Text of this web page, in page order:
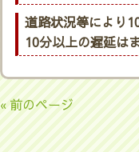
道路状況等により
10分以上の遅延は
« 前のページ